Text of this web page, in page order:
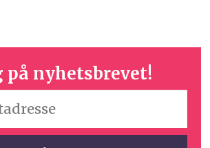
på nyhetsbrevet!